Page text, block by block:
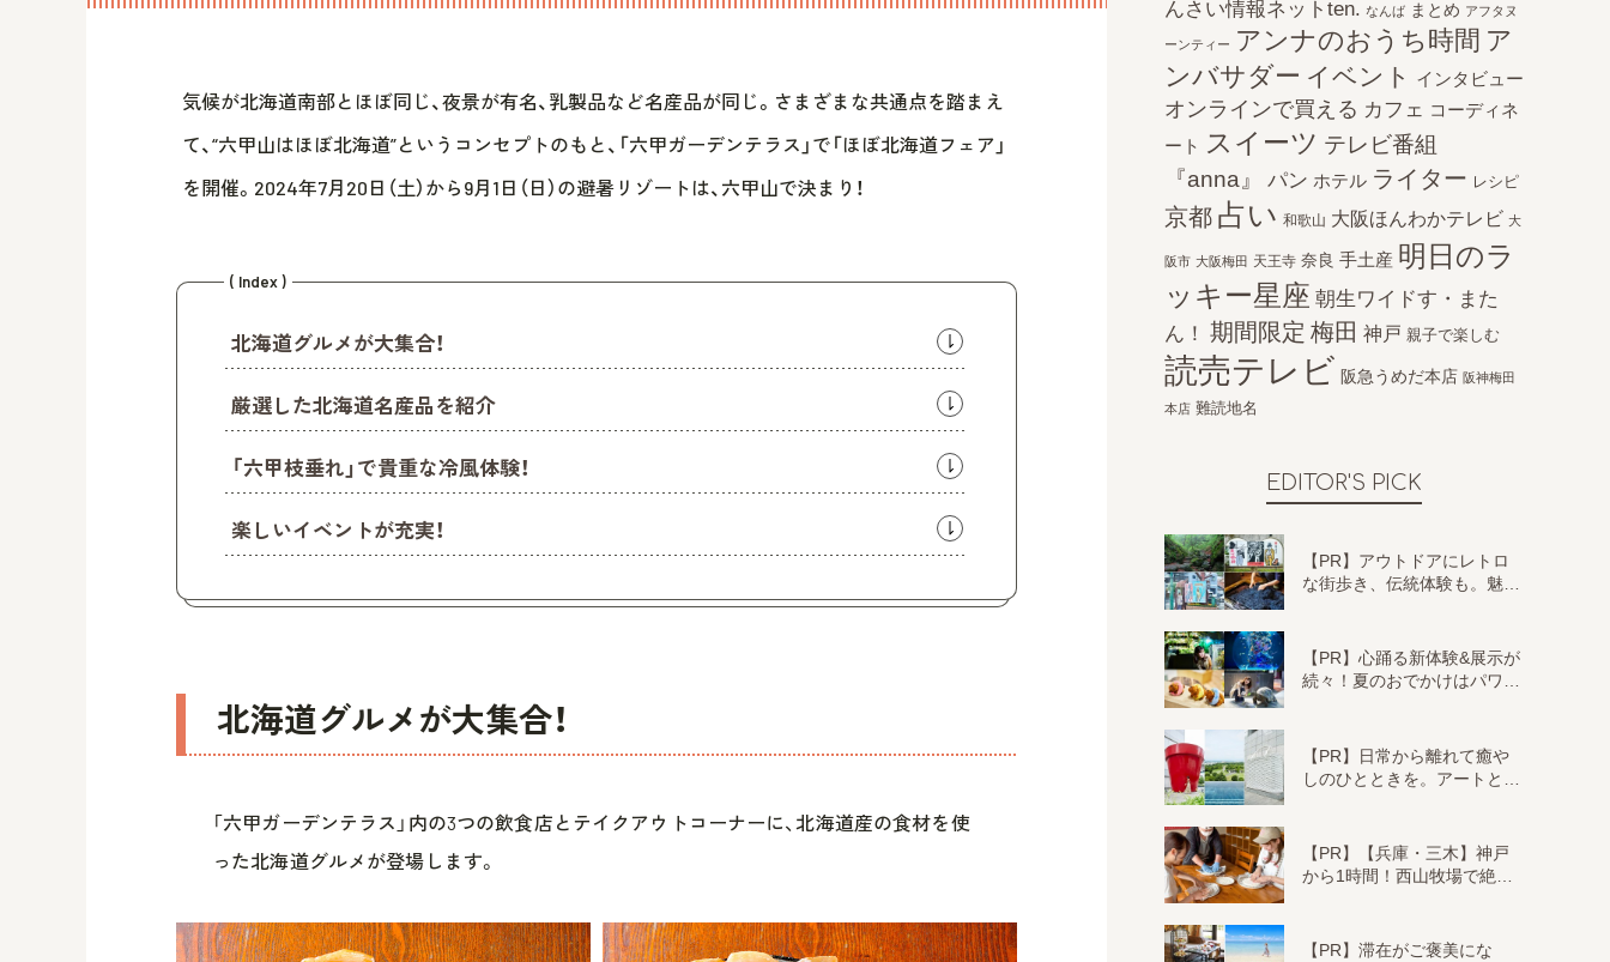
気候が北海道南部とほぼ同じ、夜景が有名、乳製品など名産品が同じ。さまざまな共通点を踏まえ
て、“六甲山はほぼ北海道”というコンセプトのもと、「六甲ガーデンテラス」で「ほぼ北海道フェア」
を開催。2024年7月20日（土）から9月1日（日）の避暑リゾートは、六甲山で決まり！
( Index )
北海道グルメが大集合！
厳選した北海道名産品を紹介
「六甲枝垂れ」で貴重な冷風体験！
楽しいイベントが充実！
北海道グルメが大集合！
「六甲ガーデンテラス」内の3つの飲食店とテイクアウトコーナーに、北海道産の食材を使
った北海道グルメが登場します。
んさい情報ネットten. なんば まとめ アフタヌ
ーンティー アンナのおうち時間 ア
ンバサダー イベント インタビュー
オンラインで買える カフェ コーディネ
ート
スイーツ テレビ番組
『anna』
パン ホテル ライター レシピ
京都 占い 和歌山 大阪ほんわかテレビ 大
阪市 大阪梅田 天王寺 奈良 手土産 明日のラ
ッキー星座 朝生ワイドす・また
ん！ 期間限定 梅田 神戸 親子で楽しむ
読売テレビ 阪急うめだ本店 阪神梅田
本店 難読地名
EDITOR'S PICK
【PR】アウトドアにレトロ
な街歩き、伝統体験も。魅…
【PR】心踊る新体験&展示が
続々！夏のおでかけはパワ…
【PR】日常から離れて癒や
しのひとときを。アートと…
【PR】【兵庫・三木】神戸
から1時間！西山牧場で絶…
【PR】滞在がご褒美にな